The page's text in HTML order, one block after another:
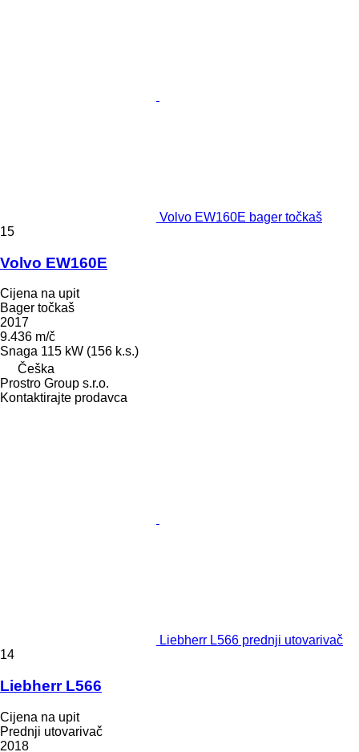
Volvo EW160E bager točkaš
15
Volvo EW160E
Cijena na upit
Bager točkaš
2017
9.436 m/č
Snaga 115 kW (156 k.s.)
Češka
Prostro Group s.r.o.
Kontaktirajte prodavca
Liebherr L566 prednji utovarivač
14
Liebherr L566
Cijena na upit
Prednji utovarivač
2018